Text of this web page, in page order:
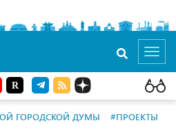
ГОРОДСКОЙ ДУМЫ
#ПРОЕКТЫ